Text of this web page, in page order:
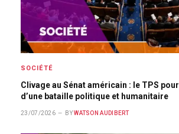
SOCIÉTÉ
Clivage au Sénat américain : le TPS
d’une bataille politique et humanitaire
23/07/2026 BY WATSON AUDIBERT